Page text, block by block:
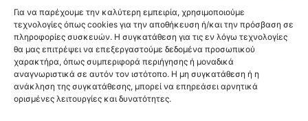
Για να παρέχουμε την καλύτερη εμπειρία, χρησιμοποιούμε
τεχνολογίες όπως cookies για την αποθήκευση ή/και την πρόσβαση σε
πληροφορίες συσκευών. Η συγκατάθεση για τις εν λόγω τεχνολογίες
θα μας επιτρέψει να επεξεργαστούμε δεδομένα προσωπικού
χαρακτήρα, όπως συμπεριφορά περιήγησης ή μοναδικά
αναγνωριστικά σε αυτόν τον ιστότοπο. Η μη συγκατάθεση ή η
ανάκληση της συγκατάθεσης, μπορεί να επηρεάσει αρνητικά
ορισμένες λειτουργίες και δυνατότητες.
ΑΚΟΛΟΥΘΗΣΕ ΜΑΣ